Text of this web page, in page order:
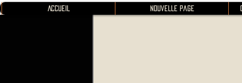
Accueil Nouvelle page